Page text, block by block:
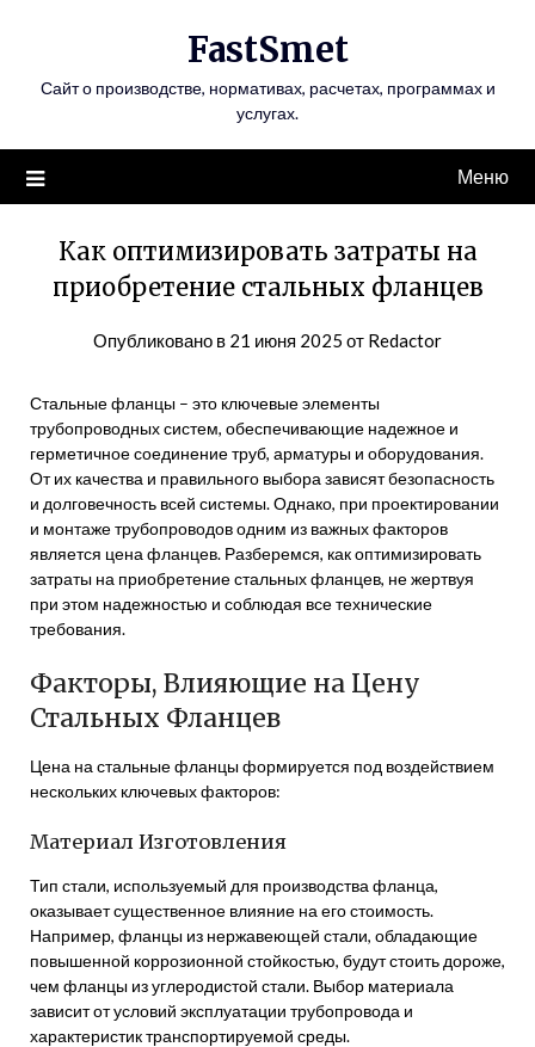
FastSmet
Сайт о производстве, нормативах, расчетах, программах и
услугах.
Меню
Как оптимизировать затраты на
приобретение стальных фланцев
Опубликовано в 21 июня 2025 от Redactor
Стальные фланцы – это ключевые элементы
трубопроводных систем, обеспечивающие надежное и
герметичное соединение труб, арматуры и оборудования.
От их качества и правильного выбора зависят безопасность
и долговечность всей системы. Однако, при проектировании
и монтаже трубопроводов одним из важных факторов
является цена фланцев. Разберемся, как оптимизировать
затраты на приобретение стальных фланцев, не жертвуя
при этом надежностью и соблюдая все технические
требования.
Факторы, Влияющие на Цену
Стальных Фланцев
Цена на стальные фланцы формируется под воздействием
нескольких ключевых факторов:
Материал Изготовления
Тип стали, используемый для производства фланца,
оказывает существенное влияние на его стоимость.
Например, фланцы из нержавеющей стали, обладающие
повышенной коррозионной стойкостью, будут стоить дороже,
чем фланцы из углеродистой стали. Выбор материала
зависит от условий эксплуатации трубопровода и
характеристик транспортируемой среды.